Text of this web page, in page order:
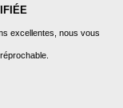
excellentes, nous vous